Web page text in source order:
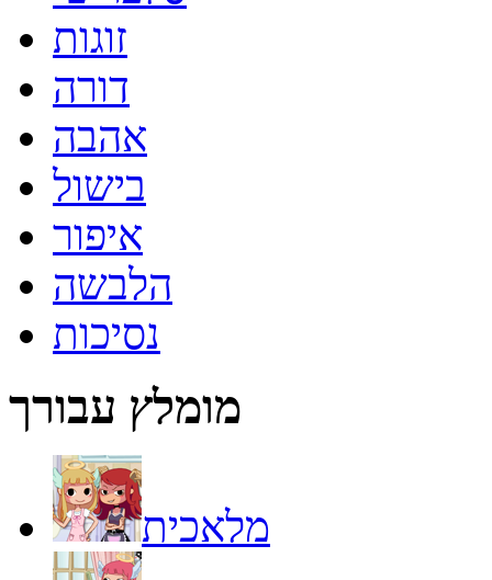
זוגות
דורה
אהבה
בישול
איפור
הלבשה
נסיכות
מומלץ עבורך
מלאכית